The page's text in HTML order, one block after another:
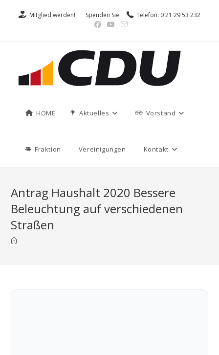
Mitglied werden! Spenden Sie Telefon: 0 21 29 53 232
HOME Aktuelles Vorstand
Fraktion Vereinigungen Kontakt
Antrag Haushalt 2020 Bessere
Beleuchtung auf verschiedenen
Straßen